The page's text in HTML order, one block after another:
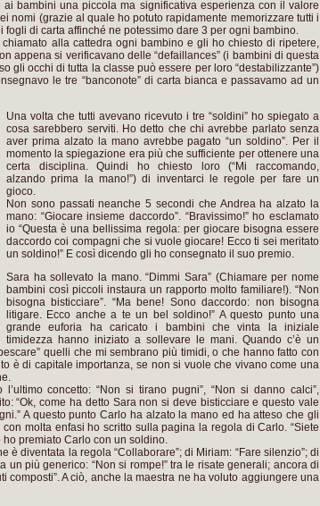
bambini una piccola ma significativa esperienza con il valore
nomi (grazie al quale ho potuto rapidamente memorizzare tutti i
di carta affinché ne potessimo dare 3 per ogni bambino.
alla cattedra ogni bambino e gli ho chiesto di ripetere,
appena si verificavano delle “defaillances” (i bambini di questa
gli occhi di tutta la classe può essere per loro “destabilizzante”)
le tre “banconote” di carta bianca e passavamo ad un
Una volta che tutti avevano ricevuto i tre “soldini” ho spiegato a
cosa sarebbero serviti. Ho detto che chi avrebbe parlato senza
aver prima alzato la mano avrebbe pagato “un soldino”. Per il
momento la spiegazione era più che sufficiente per ottenere una
certa disciplina. Quindi ho chiesto loro (“Mi raccomando,
alzando prima la mano!”) di inventarci le regole per fare un
gioco.
Non sono passati neanche 5 secondi che Andrea ha alzato la
mano: “Giocare insieme daccordo”. “Bravissimo!” ho esclamato
io “Questa è una bellissima regola: per giocare bisogna essere
daccordo coi compagni che si vuole giocare! Ecco ti sei meritato
un soldino!” E così dicendo gli ho consegnato il suo premio.
Sara ha sollevato la mano. “Dimmi Sara” (Chiamare per nome
bambini così piccoli instaura un rapporto molto familiare!). “Non
bisogna bisticciare”. “Ma bene! Sono daccordo: non bisogna
litigare. Ecco anche a te un bel soldino!” A questo punto una
grande euforia ha caricato i bambini che vinta la iniziale
timidezza hanno iniziato a sollevare le mani. Quando c’è un
quelli che mi sembrano più timidi, o che hanno fatto con
è di capitale importanza, se non si vuole che vivano come una
concetto: “Non si tirano pugni”, “Non si danno calci”,
“Ok, come ha detto Sara non si deve bisticciare e questo vale
A questo punto Carlo ha alzato la mano ed ha atteso che gli
con molta enfasi ho scritto sulla pagina la regola di Carlo. “Siete
premiato Carlo con un soldino.
è diventata la regola “Collaborare”; di Miriam: “Fare silenzio”; di
un più generico: “Non si rompe!” tra le risate generali; ancora di
composti”. A ciò, anche la maestra ne ha voluto aggiungere una